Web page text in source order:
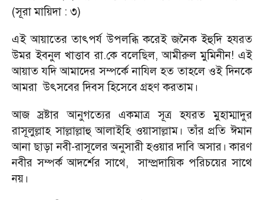
(সূরা মায়িদা : ৩)
এই আয়াতের তাৎপর্য উপলব্ধি করেই জনৈক ইহুদি হযরত
উমর ইবনুল খাত্তাব রা.কে বলেছিল, আমীরুল মুমিনীন! এই
আয়াত যদি আমাদের সম্পর্কে নাযিল হত তাহলে ওই দিনকে
আমরা উৎসবের দিবস হিসেবে গ্রহণ করতাম।
আজ স্রষ্টার আনুগত্যের একমাত্র সূত্র হযরত মুহাম্মাদুর
রাসূলুল্লাহ সাল্লাল্লাহু আলাইহি ওয়াসাল্লাম। তাঁর প্রতি ঈমান
আনা ছাড়া নবী-রাসূলের অনুসারী হওয়ার দাবি অসার। কারণ
নবীর সম্পর্ক আদর্শের সাথে,
সাম্প্রদায়িক পরিচয়ের সাথে
নয়।